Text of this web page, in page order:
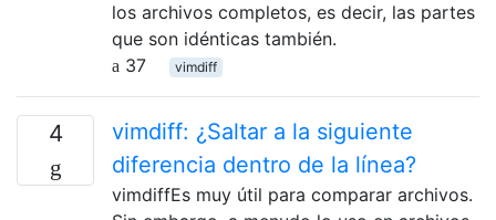
los archivos completos, es decir, las partes
que son idénticas también.
37
vimdiff
4
vimdiff: ¿Saltar a la siguiente
diferencia dentro de la línea?
vimdiffEs muy útil para comparar archivos.